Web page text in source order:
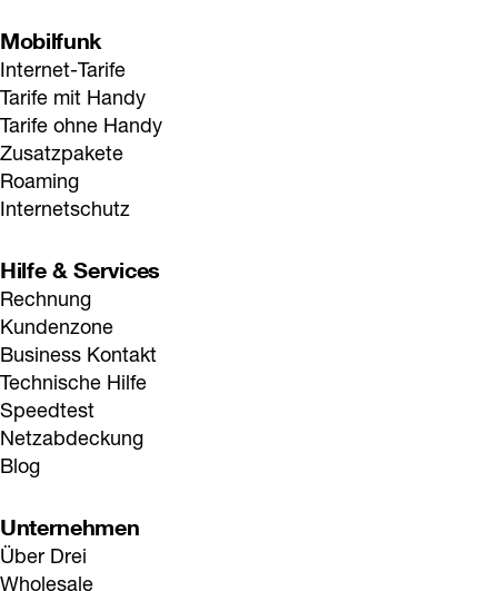
Mobilfunk
Internet-Tarife
Tarife mit Handy
Tarife ohne Handy
Zusatzpakete
Roaming
Internetschutz
Hilfe & Services
Rechnung
Kundenzone
Business Kontakt
Technische Hilfe
Speedtest
Netzabdeckung
Blog
Unternehmen
Über Drei
Wholesale